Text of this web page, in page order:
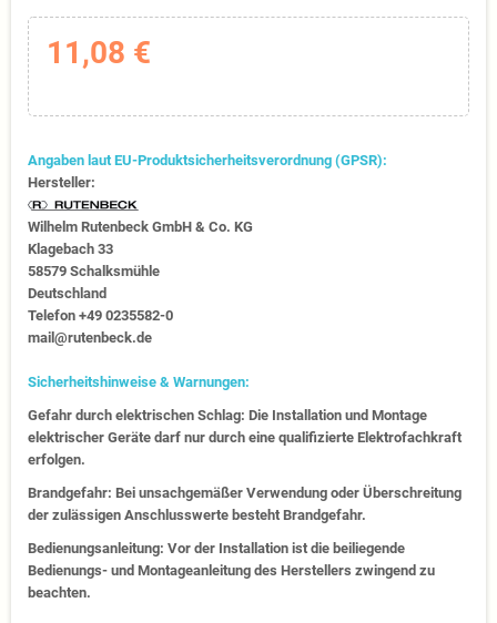
11,08 €
Angaben laut EU-Produktsicherheitsverordnung (GPSR):
Hersteller:
Wilhelm Rutenbeck GmbH & Co. KG
Klagebach 33
58579 Schalksmühle
Deutschland
Telefon +49 0235582-0
mail@rutenbeck.de
Sicherheitshinweise & Warnungen:
Gefahr durch elektrischen Schlag: Die Installation und Montage
elektrischer Geräte darf nur durch eine qualifizierte Elektrofachkraft
erfolgen.
Brandgefahr: Bei unsachgemäßer Verwendung oder Überschreitung
der zulässigen Anschlusswerte besteht Brandgefahr.
Bedienungsanleitung: Vor der Installation ist die beiliegende
Bedienungs- und Montageanleitung des Herstellers zwingend zu
beachten.